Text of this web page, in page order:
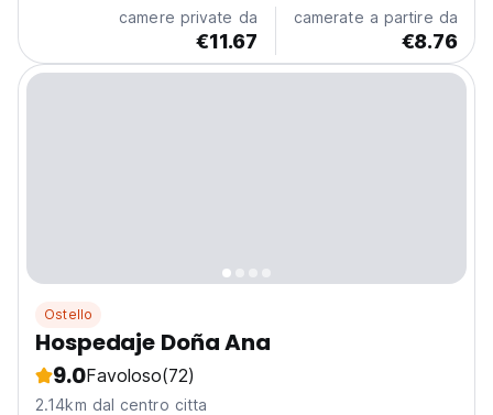
camere private da
€11.67
camerate a partire da
€8.76
Ostello
Hospedaje Doña Ana
9.0Favoloso(72)
2.14km dal centro citta